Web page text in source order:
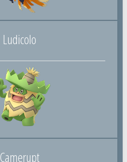
Ludicolo
Camerupt